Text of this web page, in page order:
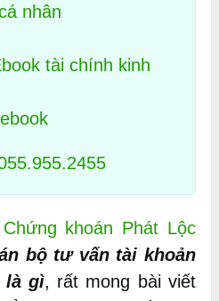
nhân
tài chính kinh
Chứng khoán Phát Lộc
bộ tư vấn tài khoản
là gì, rất mong bài viết